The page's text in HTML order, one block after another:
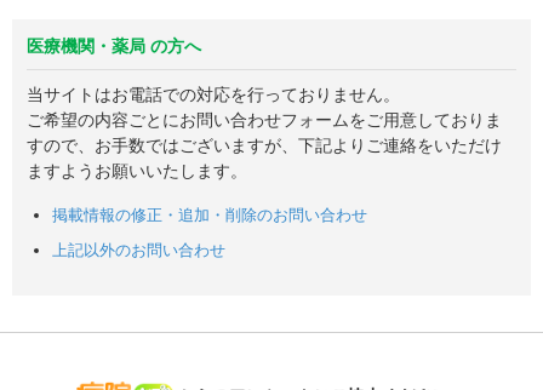
医療機関・薬局 の方へ
当サイトはお電話での対応を行っておりません。
ご希望の内容ごとにお問い合わせフォームをご用意しておりま
すので、お手数ではございますが、下記よりご連絡をいただけ
ますようお願いいたします。
掲載情報の修正・追加・削除のお問い合わせ
上記以外のお問い合わせ